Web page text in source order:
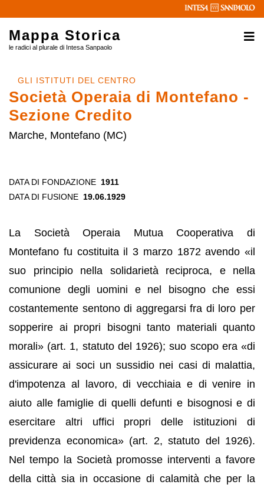
Mappa Storica
le radici al plurale di Intesa Sanpaolo
GLI ISTITUTI DEL CENTRO
Società Operaia di Montefano -
Sezione Credito
Marche, Montefano (MC)
DATA DI FONDAZIONE 1911
DATA DI FUSIONE 19.06.1929
La Società Operaia Mutua Cooperativa di
Montefano fu costituita il 3 marzo 1872 avendo «il
suo principio nella solidarietà reciproca, e nella
comunione degli uomini e nel bisogno che essi
costantemente sentono di aggregarsi fra di loro per
sopperire ai propri bisogni tanto materiali quanto
morali» (art. 1, statuto del 1926); suo scopo era «di
assicurare ai soci un sussidio nei casi di malattia,
d'impotenza al lavoro, di vecchiaia e di venire in
aiuto alle famiglie di quelli defunti e bisognosi e di
esercitare altri uffici propri delle istituzioni di
previdenza economica» (art. 2, statuto del 1926).
Nel tempo la Società promosse interventi a favore
della città sia in occasione di calamità che per la